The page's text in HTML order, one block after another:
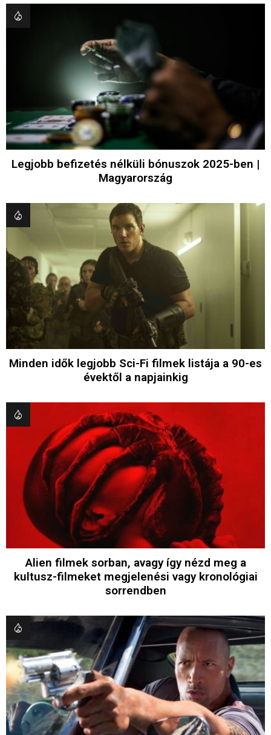
Legjobb befizetés nélküli bónuszok 2025-ben |
Magyarország
Minden idők legjobb Sci-Fi filmek listája a 90-es
évektől a napjainkig
Alien filmek sorban, avagy így nézd meg a
kultusz-filmeket megjelenési vagy kronológiai
sorrendben